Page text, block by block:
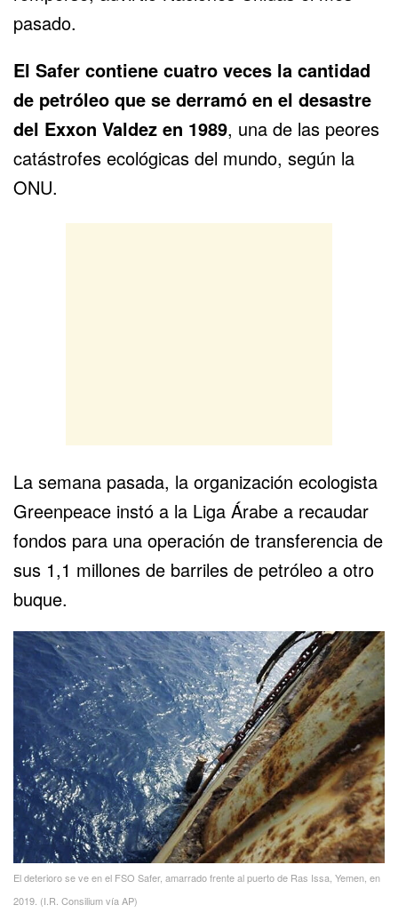
pasado.
El Safer contiene cuatro veces la cantidad
de petróleo que se derramó en el desastre
del Exxon Valdez en 1989, una de las peores
catástrofes ecológicas del mundo, según la
ONU.
La semana pasada, la organización ecologista
Greenpeace instó a la Liga Árabe a recaudar
fondos para una operación de transferencia de
sus 1,1 millones de barriles de petróleo a otro
buque.
El deterioro se ve en el FSO Safer, amarrado frente al puerto de Ras Issa, Yemen, en
2019. (I.R. Consilium vía AP)